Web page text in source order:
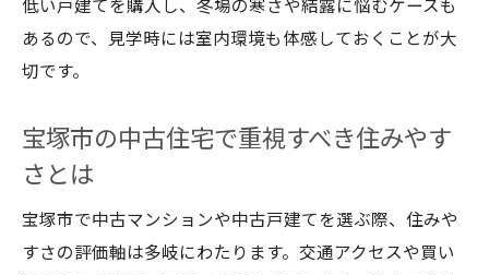
低い戸建てを購入し、冬場の寒さや結露に悩むケースも
あるので、見学時には室内環境も体感しておくことが大
切です。
宝塚市の中古住宅で重視すべき住みやす
さとは
宝塚市で中古マンションや中古戸建てを選ぶ際、住みや
すさの評価軸は多岐にわたります。交通アクセスや買い